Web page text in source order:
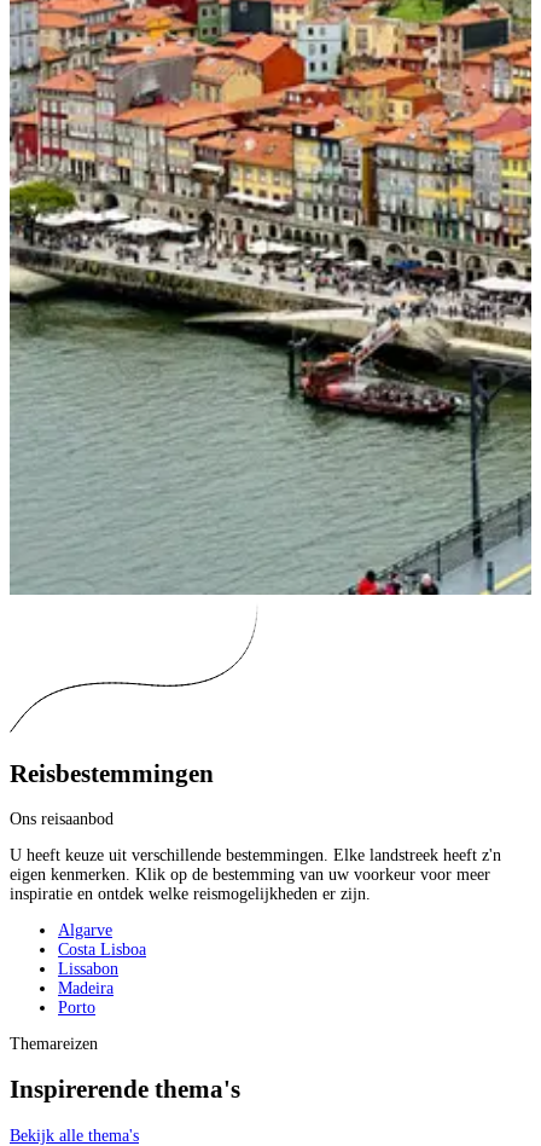
Reisbestemmingen
Ons reisaanbod
U heeft keuze uit verschillende bestemmingen. Elke landstreek heeft z'n
eigen kenmerken. Klik op de bestemming van uw voorkeur voor meer
inspiratie en ontdek welke reismogelijkheden er zijn.
Algarve
Costa Lisboa
Lissabon
Madeira
Porto
Themareizen
Inspirerende thema's
Bekijk alle thema's